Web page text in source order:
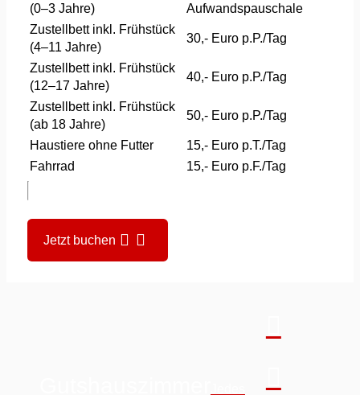
(0–3 Jahre)
Aufwandspauschale
Zustellbett inkl. Frühstück
(4–11 Jahre)
30,- Euro p.P./Tag
Zustellbett inkl. Frühstück
(12–17 Jahre)
40,- Euro p.P./Tag
Zustellbett inkl. Frühstück
(ab 18 Jahre)
50,- Euro p.P./Tag
Haustiere ohne Futter
15,- Euro p.T./Tag
Fahrrad
15,- Euro p.F./Tag
Jetzt buchen